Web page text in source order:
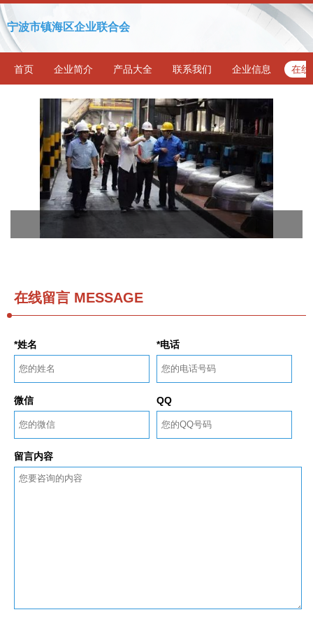
宁波市镇海区企业联合会
首页 企业简介 产品大全 联系我们 企业信息 在线
在线留言 MESSAGE
*姓名 *电话
微信 QQ
留言内容